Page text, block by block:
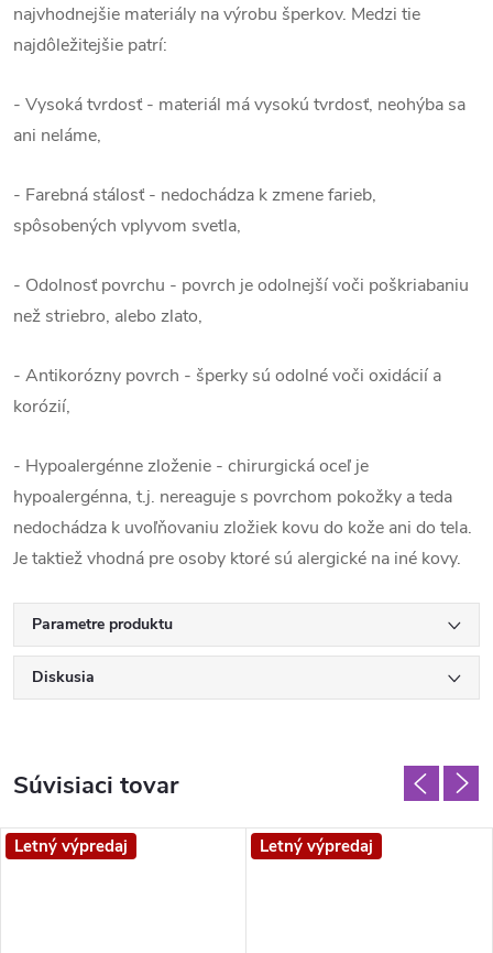
najvhodnejšie materiály na výrobu šperkov. Medzi tie
najdôležitejšie patrí:
- Vysoká tvrdosť - materiál má vysokú tvrdosť, neohýba sa
ani neláme,
- Farebná stálosť - nedochádza k zmene farieb,
spôsobených vplyvom svetla,
- Odolnosť povrchu - povrch je odolnejší voči poškriabaniu
než striebro, alebo zlato,
- Antikorózny povrch - šperky sú odolné voči oxidácií a
korózií,
- Hypoalergénne zloženie - chirurgická oceľ je
hypoalergénna, t.j. nereaguje s povrchom pokožky a teda
nedochádza k uvoľňovaniu zložiek kovu do kože ani do tela.
Je taktiež vhodná pre osoby ktoré sú alergické na iné kovy.
Parametre produktu
Diskusia
Súvisiaci tovar
Letný výpredaj Letný výpredaj